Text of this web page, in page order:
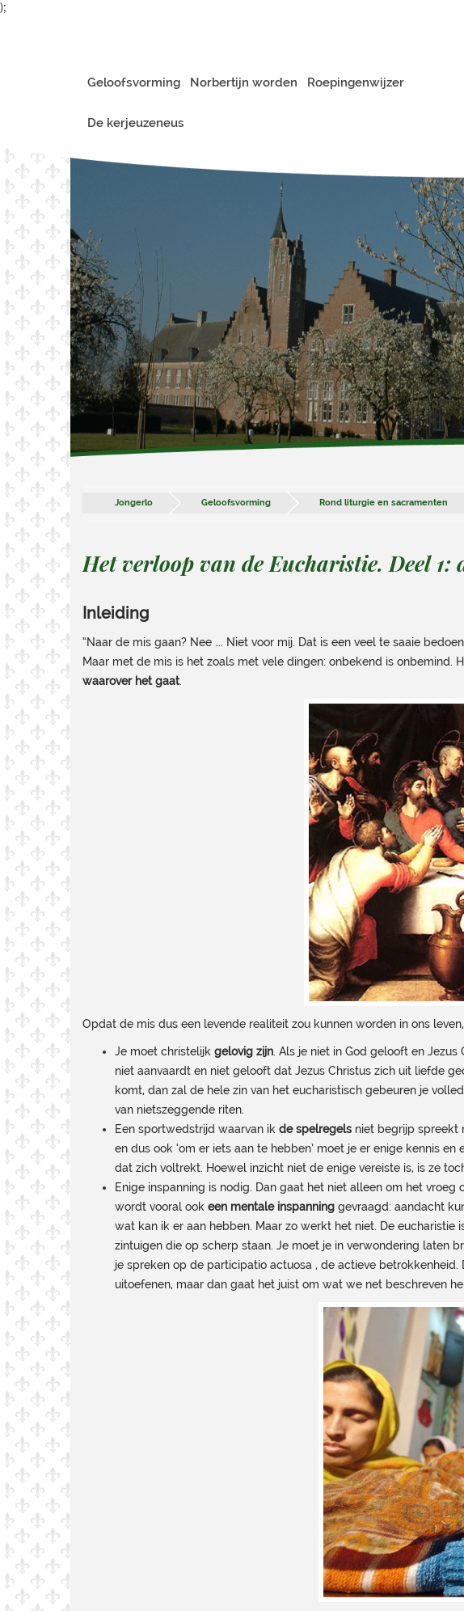
);
Geloofsvorming Norbertijn worden Roepingenwijzer
De kerjeuzeneus
Jongerlo Geloofsvorming Rond liturgie en sacramenten
Het verloop van de Eucharistie. Deel 1:
Inleiding
“Naar de mis gaan? Nee …. Niet voor mij. Dat is een veel te saaie
Maar met de mis is het zoals met vele dingen: onbekend is
waarover het gaat.
Opdat de mis dus een levende realiteit zou kunnen worden in ons
Je moet christelijk gelovig zijn. Als je niet in God gelooft en
niet aanvaardt en niet gelooft dat Jezus Christus zich uit liefde
komt, dan zal de hele zin van het eucharistisch gebeuren je
van nietszeggende riten.
Een sportwedstrijd waarvan ik de spelregels niet begrijp spreekt
en dus ook ‘om er iets aan te hebben’ moet je er enige kennis
dat zich voltrekt. Hoewel inzicht niet de enige vereiste is, is ze
Enige inspanning is nodig. Dan gaat het niet alleen om het
wordt vooral ook een mentale inspanning gevraagd: aandacht
wat kan ik er aan hebben. Maar zo werkt het niet. De
zintuigen die op scherp staan. Je moet je in verwondering laten
je spreken op de participatio actuosa , de actieve
uitoefenen, maar dan gaat het juist om wat we net beschreven